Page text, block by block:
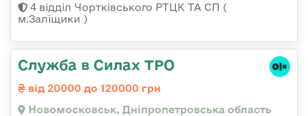
4 відділ Чортківського РТЦК ТА СП (
м.Заліщики )
Служба в Силах ТРО
від 20000 до 120000 грн
Новомосковськ, Дніпропетровська область